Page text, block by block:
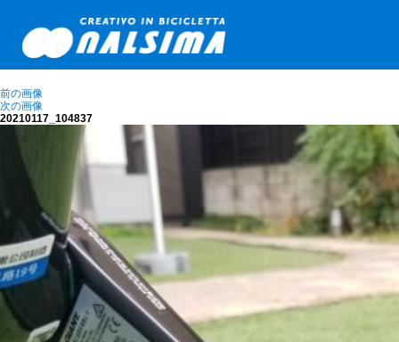
前の画像
次の画像
20210117_104837